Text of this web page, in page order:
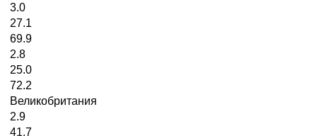
3.0
27.1
69.9
2.8
25.0
72.2
Великобритания
2.9
41.7